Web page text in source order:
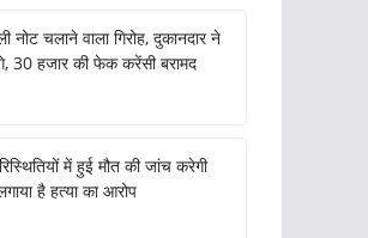
चलाने वाला गिरोह, दुकानदार ने
30 हजार की फेक करेंसी बरामद
में हुई मौत की जांच करेगी
है हत्या का आरोप